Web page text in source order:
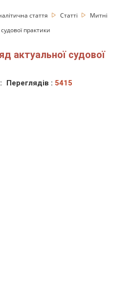
стаття Статті
Митні
практики
актуальної судової
Переглядів : 5415